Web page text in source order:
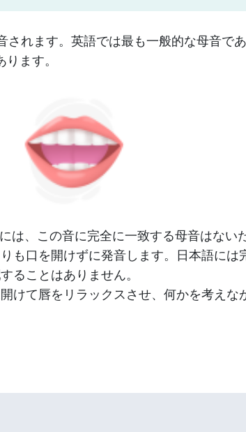
れます。英語では最も一般的な母音で
ます。
は、この音に完全に一致する母音はない
も口を開けずに発音します。日本語に
ることはありません。
けて唇をリラックスさせ、何かを考えな